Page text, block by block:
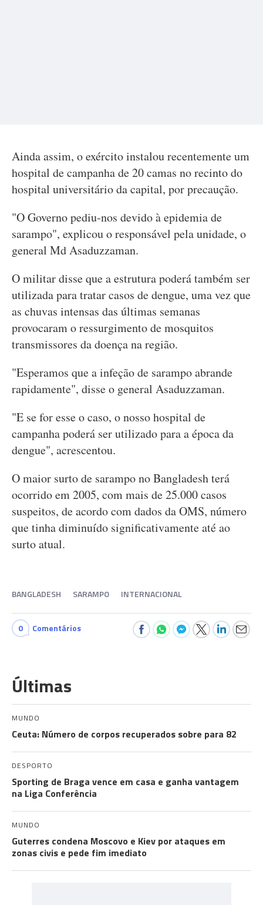
Ainda assim, o exército instalou recentemente um
hospital de campanha de 20 camas no recinto do
hospital universitário da capital, por precaução.
"O Governo pediu-nos devido à epidemia de
sarampo", explicou o responsável pela unidade, o
general Md Asaduzzaman.
O militar disse que a estrutura poderá também ser
utilizada para tratar casos de dengue, uma vez que
as chuvas intensas das últimas semanas
provocaram o ressurgimento de mosquitos
transmissores da doença na região.
"Esperamos que a infeção de sarampo abrande
rapidamente", disse o general Asaduzzaman.
"E se for esse o caso, o nosso hospital de
campanha poderá ser utilizado para a época da
dengue", acrescentou.
O maior surto de sarampo no Bangladesh terá
ocorrido em 2005, com mais de 25.000 casos
suspeitos, de acordo com dados da OMS, número
que tinha diminuído significativamente até ao
surto atual.
BANGLADESH SARAMPO INTERNACIONAL
0 Comentários
Últimas
MUNDO
Ceuta: Número de corpos recuperados sobre para 82
DESPORTO
Sporting de Braga vence em casa e ganha vantagem
na Liga Conferência
MUNDO
Guterres condena Moscovo e Kiev por ataques em
zonas civis e pede fim imediato